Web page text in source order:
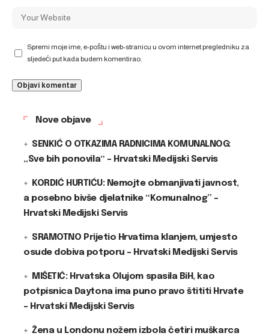
Spremi moje ime, e-poštu i web-stranicu u ovom internet pregledniku za
sljedeći put kada budem komentirao.
Nove objave
SENKIĆ O OTKAZIMA RADNICIMA KOMUNALNOG:
„Sve bih ponovila“ – Hrvatski Medijski Servis
KORDIĆ HURTIĆU: Nemojte obmanjivati javnost,
a posebno bivše djelatnike “Komunalnog” –
Hrvatski Medijski Servis
SRAMOTNO Prijetio Hrvatima klanjem, umjesto
osude dobiva potporu – Hrvatski Medijski Servis
MIŠETIĆ: Hrvatska Olujom spasila BiH, kao
potpisnica Daytona ima puno pravo štititi Hrvate
– Hrvatski Medijski Servis
Žena u Londonu nožem izbola četiri muškarca